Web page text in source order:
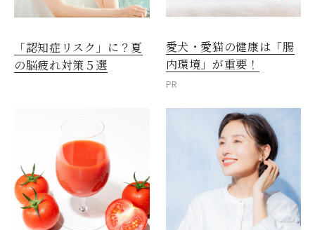
「認知症リスク」に？夏
の脳疲れ対策５選
愛犬・愛猫の健康は「腸
内環境」が重要！
PR